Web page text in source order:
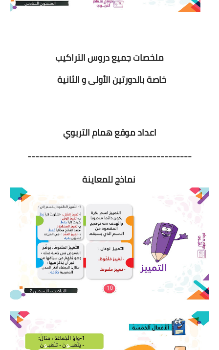
ملخصات جميع دروس التراكيب
خاصة بالدورتين الأولى و الثانية
اعداد موقع همام التربوي
------------------------------------------
نماذج للمعاينة